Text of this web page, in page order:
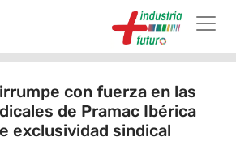
con fuerza en las
de Pramac​ Ibérica
exclusividad sindical